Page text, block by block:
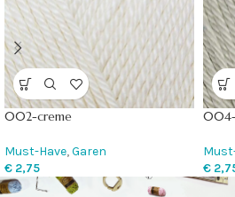
002-creme
Must-Have,Garen
€ 2,75
€